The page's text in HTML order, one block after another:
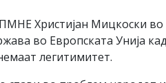
Христијан Мицкоски во
во Европската Унија
легитимитет.